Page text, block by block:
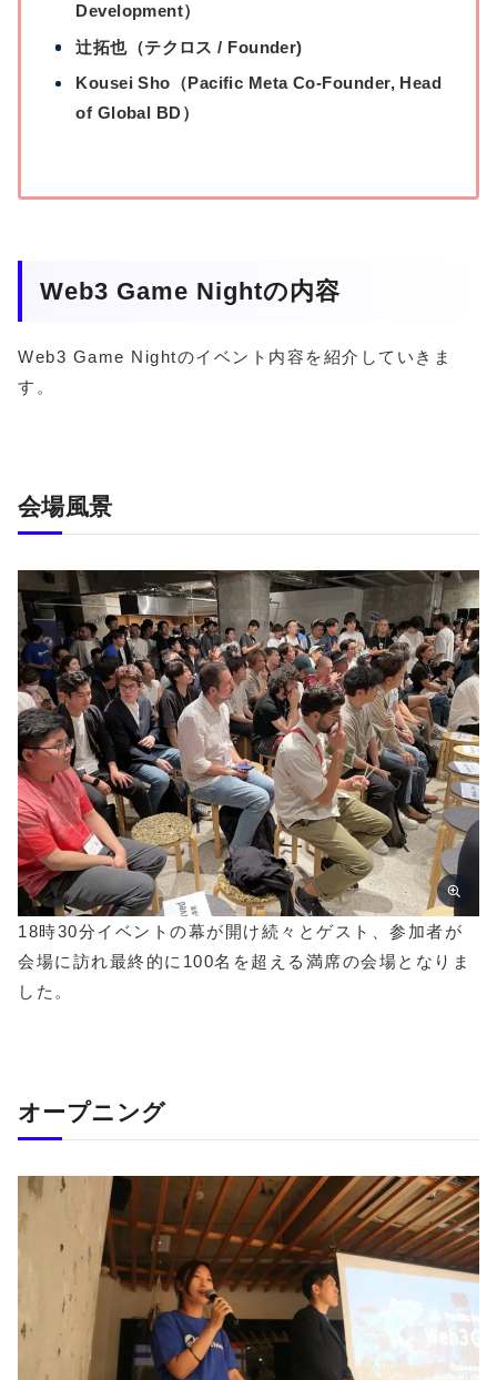
Development）
辻拓也（テクロス / Founder)
Kousei Sho（Pacific Meta Co-Founder, Head
of Global BD）
Web3 Game Nightの内容
Web3 Game Nightのイベント内容を紹介していきま
す。
会場風景
18時30分イベントの幕が開け続々とゲスト、参加者が
会場に訪れ最終的に100名を超える満席の会場となりま
した。
オープニング